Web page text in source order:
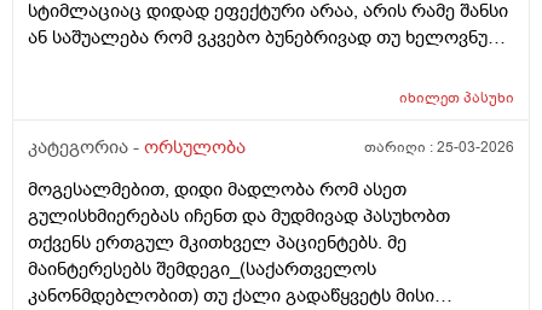
სტიმლაციაც დიდად ეფექტური არაა, არის რამე შანსი
ან საშუალება რომ ვკვებო ბუნებრივად თუ ხელოვნური
იხილეთპასუხი
კატეგორია - ორსულობა თარიღი :25-03-2026
მოგესალმებით, დიდი მადლობა რომ ასეთ
გულისხმიერებას იჩენთ და მუდმივად პასუხობთ
თქვენს ერთგულ მკითხველ პაციენტებს. მე
მაინტერესებს შემდეგი_(საქართველოს
კანონმდებლობით) თუ ქალი გადაწყვეტს მისი